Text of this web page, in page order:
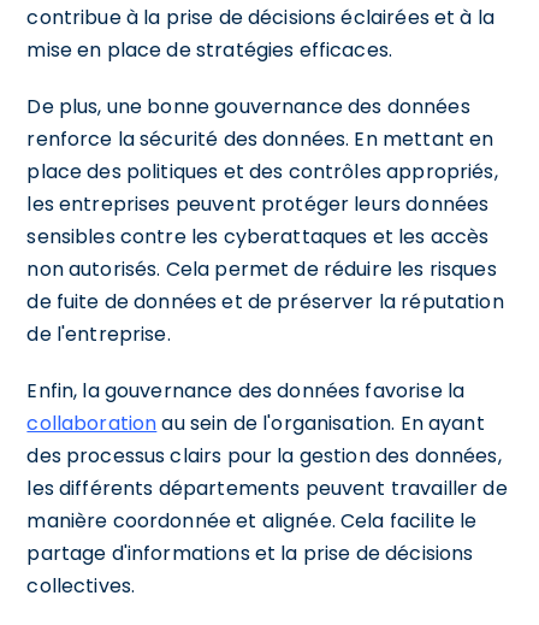
contribue à la prise de décisions éclairées et à la
mise en place de stratégies efficaces.
De plus, une bonne gouvernance des données
renforce la sécurité des données. En mettant en
place des politiques et des contrôles appropriés,
les entreprises peuvent protéger leurs données
sensibles contre les cyberattaques et les accès
non autorisés. Cela permet de réduire les risques
de fuite de données et de préserver la réputation
de l'entreprise.
Enfin, la gouvernance des données favorise la
collaborationau sein de l'organisation. En ayant
des processus clairs pour la gestion des données,
les différents départements peuvent travailler de
manière coordonnée et alignée. Cela facilite le
partage d'informations et la prise de décisions
collectives.